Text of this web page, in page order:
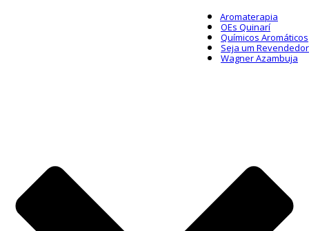
Aromaterapia
OEs Quinarí
Químicos Aromáticos
Seja um Revendedor
Wagner Azambuja